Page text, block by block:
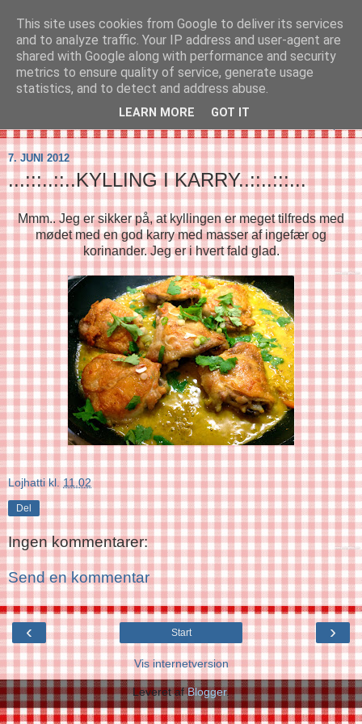
SVIRELIV
- en blog om svirelivet i København og resten af verden...
7. JUNI 2012
...:::..::..KYLLING I KARRY..::..:::...
Mmm.. Jeg er sikker på, at kyllingen er meget tilfreds med
mødet med en god karry med masser af ingefær og
korinander. Jeg er i hvert fald glad.
Lojhatti kl.11.02
Del
Ingen kommentarer:
Send en kommentar
‹ ›
Start
Vis internetversion
Leveret afBlogger.
This site uses cookies from Google to deliver its services
and to analyze traffic. Your IP address and user-agent are
shared with Google along with performance and security
metrics to ensure quality of service, generate usage
statistics, and to detect and address abuse.
LEARN MORE GOT IT